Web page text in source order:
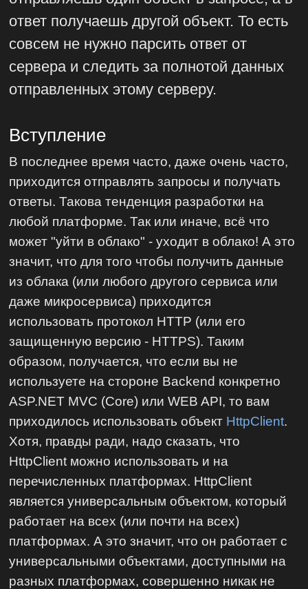
ответ получаешь другой объект. То есть
совсем не нужно парсить ответ от
сервера и следить за полнотой данных
отправленных этому серверу.
Вступление
В последнее время часто, даже очень часто,
приходится отправлять запросы и получать
ответы. Такова тенденция разработки на
любой платформе. Так или иначе, всё что
может "уйти в облако" - уходит в облако! А это
значит, что для того чтобы получить данные
из облака (или любого другого сервиса или
даже микросервиса) приходится
использовать протокол HTTP (или его
защищенную версию - HTTPS). Таким
образом, получается, что если вы не
используете на стороне Backend конкретно
ASP.NET MVC (Core) или WEB API, то вам
приходилось использовать объект HttpClient.
Хотя, правды ради, надо сказать, что
HttpClient можно использовать и на
перечисленных платформах. HttpClient
является универсальным объектом, который
работает на всех (или почти на всех)
платформах. А это значит, что он работает с
универсальными объектами, доступными на
разных платформах, совершенно никак не